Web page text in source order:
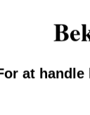
OM BODEGAS
noter. Elegant,
en
at